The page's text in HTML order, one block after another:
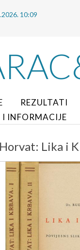
10:09
REZULTATI
INFORMACIJE
Lika i